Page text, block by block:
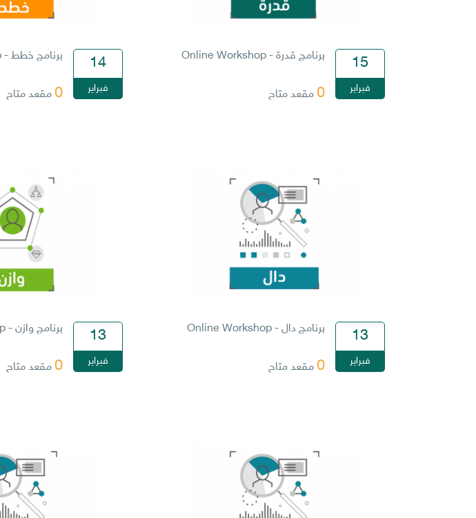
15
فبراير
برنامج قدرة - Online Workshop
0 مقعد متاح
14
فبراير
برنامج خطط - Online Workshop
0 مقعد متاح
13
فبراير
برنامج دال - Online Workshop
0 مقعد متاح
13
فبراير
برنامج وازن - Online Workshop
0 مقعد متاح